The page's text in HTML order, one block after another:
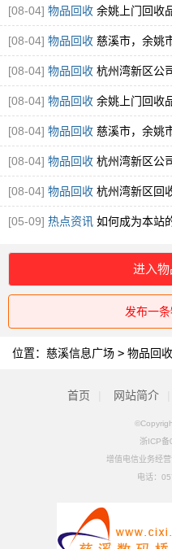
[08-04] 物品回收 余姚上门回收
[08-04] 物品回收 慈溪市，余姚
304.316厂家直接收购[图]
[08-04] 物品回收 杭州湾新区公
钢回收[图]
[08-04] 物品回收 余姚上门回收
[08-04] 物品回收 慈溪市，余姚
304.316厂家直接收购[图]
[08-04] 物品回收 杭州湾新区公
钢回收[图]
[08-04] 物品回收 杭州湾新区回
[05-09] 热点资讯 如何成为本站
进入
发布一
位置： 慈溪信息广场 > 物品回收
首页 网站简介
浙ICP
增值电信业务经
电话：